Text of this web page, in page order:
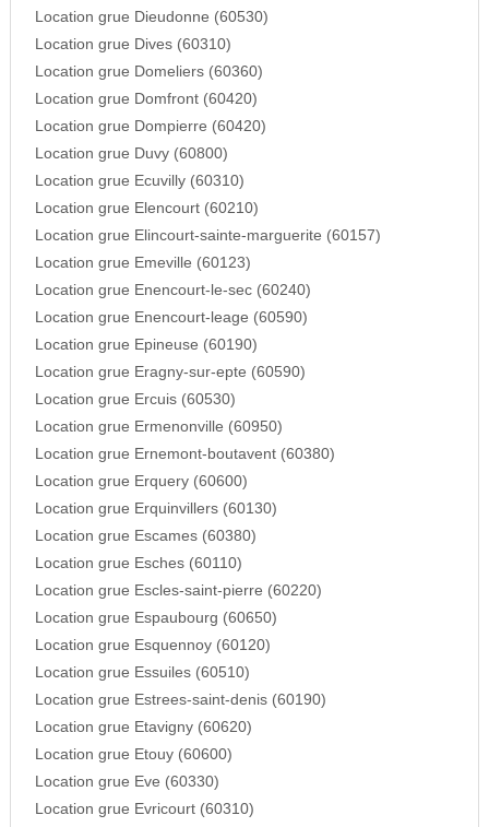
Location grue Dieudonne (60530)
Location grue Dives (60310)
Location grue Domeliers (60360)
Location grue Domfront (60420)
Location grue Dompierre (60420)
Location grue Duvy (60800)
Location grue Ecuvilly (60310)
Location grue Elencourt (60210)
Location grue Elincourt-sainte-marguerite (60157)
Location grue Emeville (60123)
Location grue Enencourt-le-sec (60240)
Location grue Enencourt-leage (60590)
Location grue Epineuse (60190)
Location grue Eragny-sur-epte (60590)
Location grue Ercuis (60530)
Location grue Ermenonville (60950)
Location grue Ernemont-boutavent (60380)
Location grue Erquery (60600)
Location grue Erquinvillers (60130)
Location grue Escames (60380)
Location grue Esches (60110)
Location grue Escles-saint-pierre (60220)
Location grue Espaubourg (60650)
Location grue Esquennoy (60120)
Location grue Essuiles (60510)
Location grue Estrees-saint-denis (60190)
Location grue Etavigny (60620)
Location grue Etouy (60600)
Location grue Eve (60330)
Location grue Evricourt (60310)